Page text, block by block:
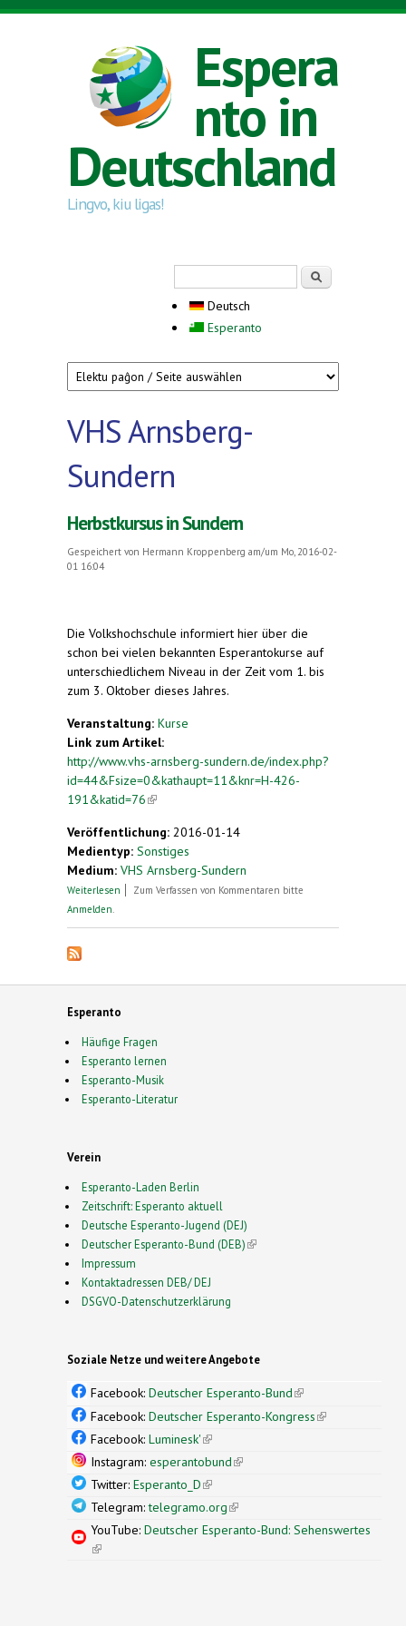
Direkt zum Inhalt
Espera
nto in
Deutschland
Lingvo, kiu ligas!
Deutsch
Esperanto
VHS Arnsberg-
Sundern
Herbstkursus in Sundern
Gespeichert von Hermann Kroppenberg am/um Mo, 2016-02-
01 16:04
Die Volkshochschule informiert hier über die
schon bei vielen bekannten Esperantokurse auf
unterschiedlichem Niveau in der Zeit vom 1. bis
zum 3. Oktober dieses Jahres.
Veranstaltung: Kurse
Link zum Artikel:
http://www.vhs-arnsberg-sundern.de/index.php?
id=44&Fsize=0&kathaupt=11&knr=H-426-
191&katid=76(link is external)
Veröffentlichung: 2016-01-14
Medientyp: Sonstiges
Medium: VHS Arnsberg-Sundern
Weiterlesen über Herbstkursus in Sundern
Zum Verfassen von Kommentaren bitte
Anmelden
Esperanto
Häufige Fragen
Esperanto lernen
Esperanto-Musik
Esperanto-Literatur
Verein
Esperanto-Laden Berlin
Zeitschrift: Esperanto aktuell
Deutsche Esperanto-Jugend (DEJ)
Deutscher Esperanto-Bund (DEB)(link is external)
Impressum
Kontaktadressen DEB/ DEJ
DSGVO-Datenschutzerklärung
Soziale Netze und weitere Angebote
Facebook: Deutscher Esperanto-Bund(link is
external)
Facebook: Deutscher Esperanto-Kongress(link is
Facebook: Luminesk'(link is external)
Instagram: esperantobund(link is external)
Twitter: Esperanto_D(link is external)
Telegram:telegramo.org(link is external)
YouTube: Deutscher Esperanto-Bund: Sehenswertes
(link is external)